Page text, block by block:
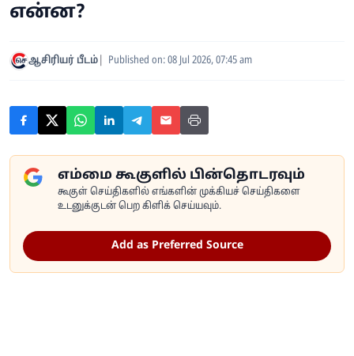
என்ன?
ஆசிரியர் பீடம் Published on: 08 Jul 2026, 07:45 am
எம்மை கூகுளில் பின்தொடரவும்
கூகுள் செய்திகளில் எங்களின் முக்கியச் செய்திகளை
உடனுக்குடன் பெற கிளிக் செய்யவும்.
Add as Preferred Source